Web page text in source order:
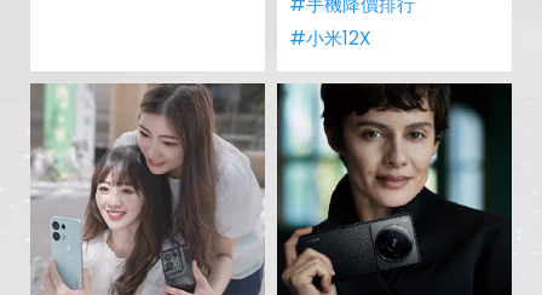
#小米12X